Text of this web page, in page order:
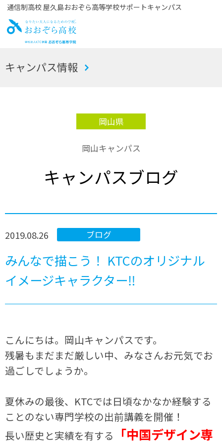
通信制高校 屋久島おおぞら高等学校サポートキャンパス
お
キャンパス情報
岡山県
岡山キャンパス
キャンパスブログ
ブログ
2019.08.26
みんなで描こう！ KTCのオリジナル
イメージキャラクター‼
こんにちは。岡山キャンパスです。
残暑もまだまだ厳しい中、みなさんお元気でお
過ごしでしょうか。
夏休みの最後、KTCでは日頃なかなか経験する
ことのない専門学校の出前講義を開催！
長い歴史と実績を有する
「中国デザイン専